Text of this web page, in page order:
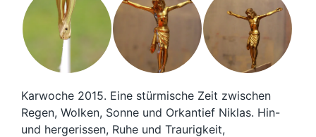
Karwoche 2015. Eine stürmische Zeit zwischen
Regen, Wolken, Sonne und Orkantief Niklas. Hin-
und hergerissen, Ruhe und Traurigkeit,